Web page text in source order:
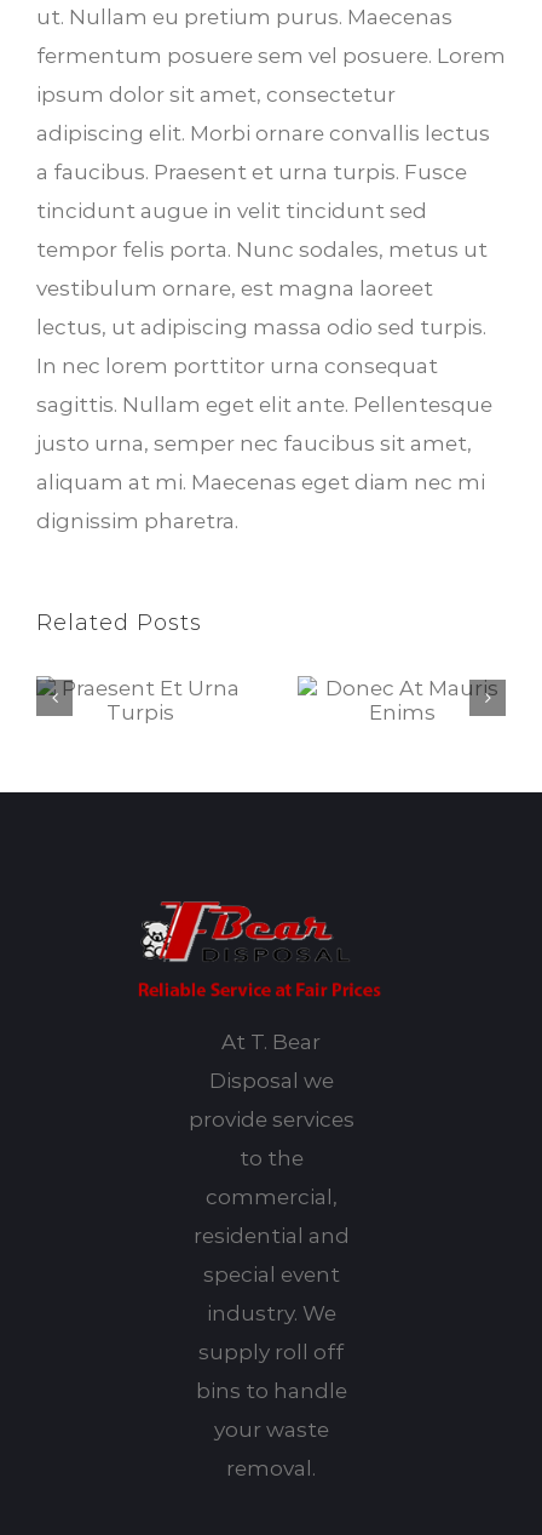
ut. Nullam eu pretium purus. Maecenas
fermentum posuere sem vel posuere. Lorem
ipsum dolor sit amet, consectetur
adipiscing elit. Morbi ornare convallis lectus
a faucibus. Praesent et urna turpis. Fusce
tincidunt augue in velit tincidunt sed
tempor felis porta. Nunc sodales, metus ut
vestibulum ornare, est magna laoreet
lectus, ut adipiscing massa odio sed turpis.
In nec lorem porttitor urna consequat
sagittis. Nullam eget elit ante. Pellentesque
justo urna, semper nec faucibus sit amet,
aliquam at mi. Maecenas eget diam nec mi
dignissim pharetra.
Related Posts
At T. Bear
Disposal we
provide services
to the
commercial,
residential and
special event
industry. We
supply roll off
bins to handle
your waste
removal.